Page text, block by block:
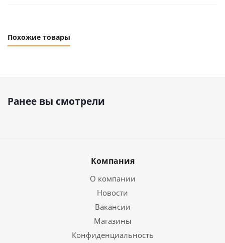
Похожие товары
Ранее вы смотрели
Компания
О компании
Новости
Вакансии
Магазины
Конфиденциальность